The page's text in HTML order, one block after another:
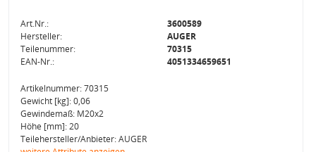
Art.Nr.:
3600589
Hersteller:
AUGER
Teilenummer:
70315
EAN-Nr.:
4051334659651
Artikelnummer: 70315
Gewicht [kg]: 0,06
Gewindemaß: M20x2
Höhe [mm]: 20
Teilehersteller/Anbieter: AUGER